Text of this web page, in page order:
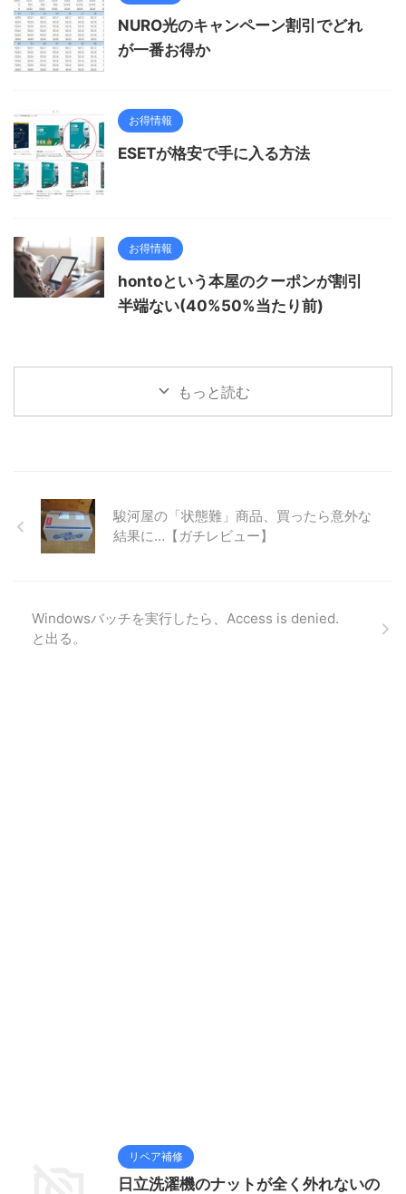
NURO光のキャンペーン割引でどれ
が一番お得か
お得情報
ESETが格安で手に入る方法
お得情報
hontoという本屋のクーポンが割引
半端ない(40%50%当たり前)
もっと読む
駿河屋の「状態難」商品、買ったら意外な
結果に…【ガチレビュー】
Windowsバッチを実行したら、Access is denied.
と出る。
リペア補修
日立洗濯機のナットが全く外れないの